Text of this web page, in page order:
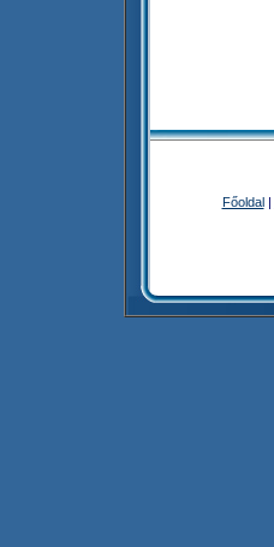
Főoldal|